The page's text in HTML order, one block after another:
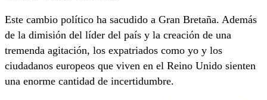
Este cambio político ha sacudido a Gran Bretaña. Además
de la dimisión del líder del país y la creación de una
tremenda agitación, los expatriados como yo y los
ciudadanos europeos que viven en el Reino Unido sienten
una enorme cantidad de incertidumbre.